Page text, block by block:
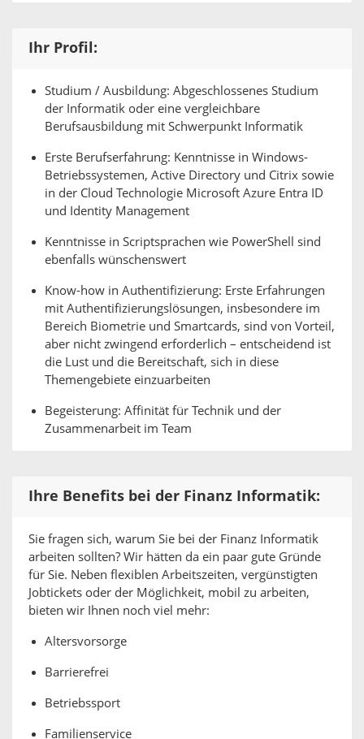
Ihr Profil:
Studium / Ausbildung: Abgeschlossenes Studium
der Informatik oder eine vergleichbare
Berufsausbildung mit Schwerpunkt Informatik
Erste Berufserfahrung: Kenntnisse in Windows-
Betriebssystemen, Active Directory und Citrix sowie
in der Cloud Technologie Microsoft Azure Entra ID
und Identity Management
Kenntnisse in Scriptsprachen wie PowerShell sind
ebenfalls wünschenswert
Know-how in Authentifizierung: Erste Erfahrungen
mit Authentifizierungslösungen, insbesondere im
Bereich Biometrie und Smartcards, sind von Vorteil,
aber nicht zwingend erforderlich – entscheidend ist
die Lust und die Bereitschaft, sich in diese
Themengebiete einzuarbeiten
Begeisterung: Affinität für Technik und der
Zusammenarbeit im Team
Ihre Benefits bei der Finanz Informatik:
Sie fragen sich, warum Sie bei der Finanz Informatik
arbeiten sollten? Wir hätten da ein paar gute Gründe
für Sie. Neben flexiblen Arbeitszeiten, vergünstigten
Jobtickets oder der Möglichkeit, mobil zu arbeiten,
bieten wir Ihnen noch viel mehr:
Altersvorsorge
Barrierefrei
Betriebssport
Familienservice